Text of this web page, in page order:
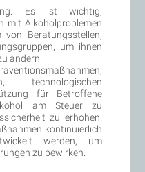
Es ist wichtig,
mit Alkoholproblemen
Beratungsstellen,
um ihnen
ändern.
technologischen
für Betroffene
am Steuer zu
zu erhöhen.
kontinuierlich
werden, um
zu bewirken.